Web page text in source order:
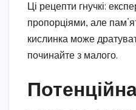
Ці рецепти гнучкі:
пропорціями, але
кислинка може
починайте з малого.